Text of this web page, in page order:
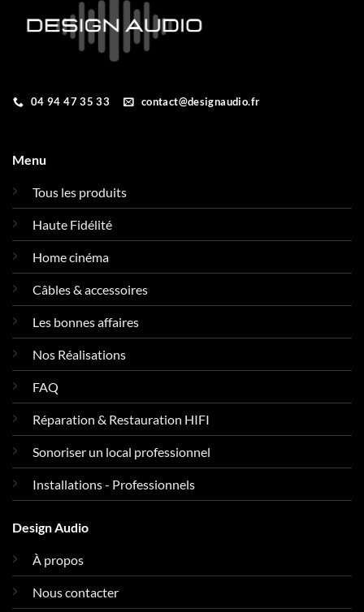
04 94 47 35 33 contact@designaudio.fr
Menu
Tous les produits
Haute Fidélité
Home cinéma
Câbles & accessoires
Les bonnes affaires
Nos Réalisations
FAQ
Réparation & Restauration HIFI
Sonoriser un local professionnel
Installations - Professionnels
Design Audio
À propos
Nous contacter